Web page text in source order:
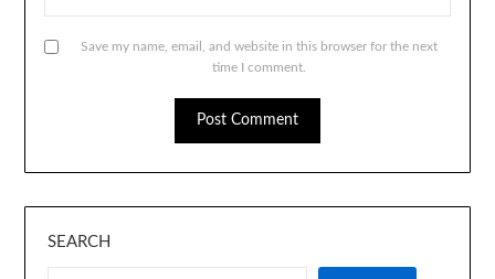
Save my name, email, and website in this browser for the next
time I comment.
SEARCH